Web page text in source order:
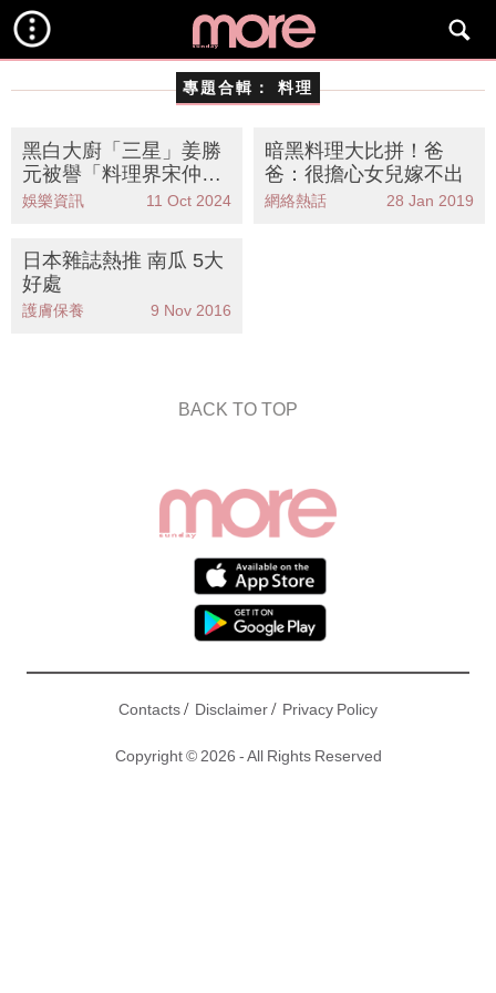
專題合輯： 料理
黑白大廚「三星」姜勝
元被譽「料理界宋仲
基」！6件事認識型男
娛樂資訊 11 Oct 2024
暗黑料理大比拼！爸
爸：很擔心女兒嫁不出
網絡熱話 28 Jan 2019
日本雜誌熱推 南瓜 5大
好處
護膚保養 9 Nov 2016
BACK TO TOP
Contacts/ Disclaimer/ Privacy Policy
Copyright © 2026 - All Rights Reserved